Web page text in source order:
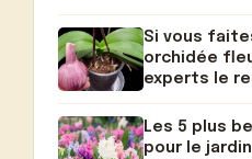
Si vous
orchidée
experts le
Les 5 plus
pour le